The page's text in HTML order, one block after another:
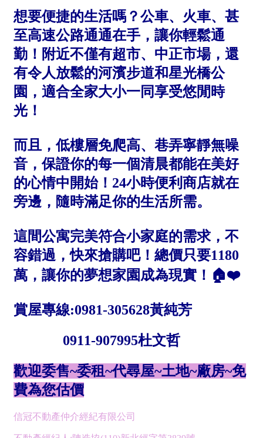
~ 樓
格局
不拘
4房 5房以上
屋齡
不拘
5 年以下
5-10 年 10-20 年
售價